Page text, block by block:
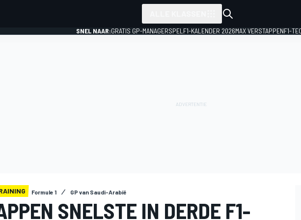
SNEL NAAR:GRATIS GP-MANAGERSPEL F1-KALENDER 2026MAX VERSTAPPENF1-
Formule 1 GP van Saudi-Arabië
SNELSTE IN DERDE F1-